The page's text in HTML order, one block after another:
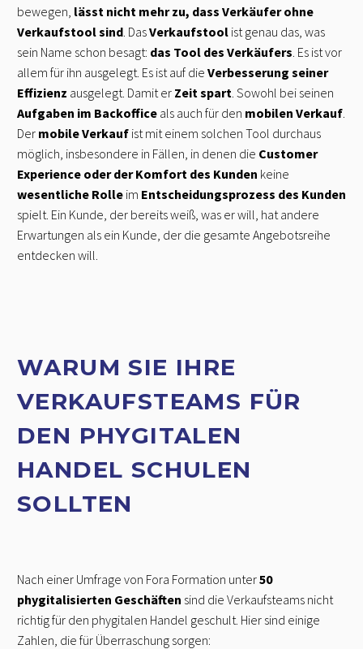
bewegen, lässt nicht mehr zu, dass Verkäufer ohne
Verkaufstool sind . DasVerkaufstool ist genau das, was
sein Name schon besagt: das Tool des Verkäufers . Es ist vor
allem für ihn ausgelegt. Es ist auf die Verbesserung seiner
Effizienz ausgelegt. Damit er Zeit spart . Sowohl bei seinen
Aufgaben im Backoffice als auch für den mobilen Verkauf
Der mobile Verkauf ist mit einem solchen Tool durchaus
möglich, insbesondere in Fällen, in denen die Customer
Experience oder der Komfort des Kunden keine
wesentliche Rolle im Entscheidungsprozess des Kunden
spielt. Ein Kunde, der bereits weiß, was er will, hat andere
Erwartungen als ein Kunde, der die gesamte Angebotsreihe
entdecken will.
WARUM SIE IHRE
VERKAUFSTEAMS FÜR
DEN PHYGITALEN
HANDEL SCHULEN
SOLLTEN
Nach einer Umfrage von Fora Formation unter50
phygitalisierten Geschäften sind die Verkaufsteams nicht
richtig für den phygitalen Handel geschult. Hier sind einige
Zahlen, die für Überraschung sorgen: